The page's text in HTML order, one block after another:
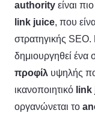
authority είναι
link juice, που
στρατηγικής
δημιουργηθεί ένα
προφίλ υψηλής
ικανοποιητικό link
οργανώνεται το